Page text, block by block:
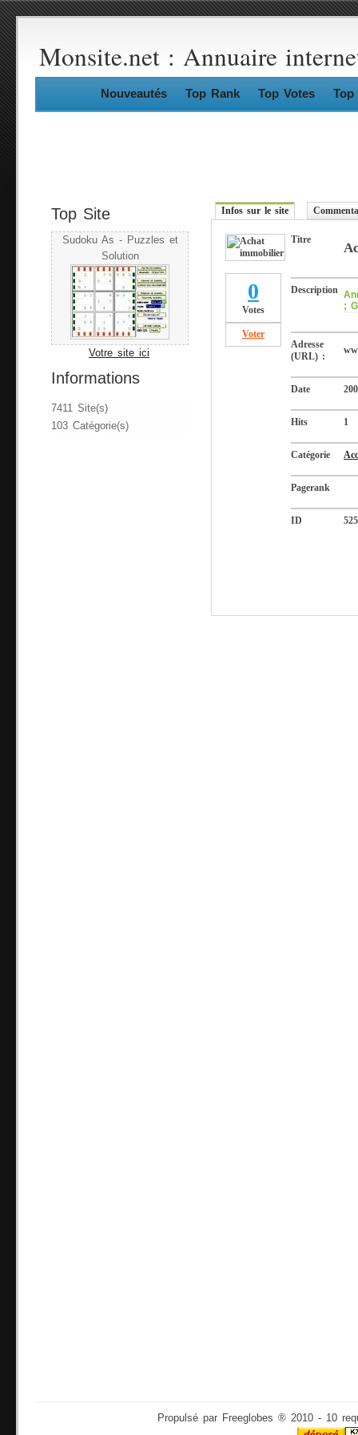
Monsite.net : Annuaire
Nouveautés Top Rank Top Votes Top
Top Site
Sudoku As - Puzzles et
Solution
Votre site ici
Informations
7411 Site(s)
103 Catégorie(s)
Infos sur le site
0
Votes
Voter
Titre
Description
;
Adresse
(URL) :
Date
Hits 1
Catégorie
Pagerank
ID 525
Propulsé par Freeglobes ® 2010 - 10